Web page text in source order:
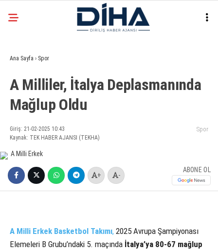
20.7°
ANKARA
EKONOMI
SIYASET
SPOR
TEKNOLOJI
Ana Sayfa › Spor
A Milliler, İtalya Deplasmanında
Mağlup Oldu
Giriş: 21-02-2025 10:43
Kaynak: TEK HABER AJANSI (TEKHA)
Spor
+ -
ABONE OL
A Milli Erkek Basketbol Takımı, 2025 Avrupa Şampiyonası
Elemeleri B Grubu’ndaki 5. maçında İtalya’ya 80-67 mağlup